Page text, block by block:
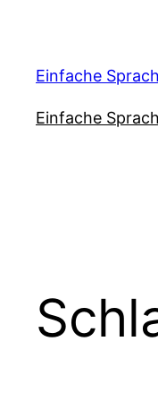
springen
Einfache
Einfache